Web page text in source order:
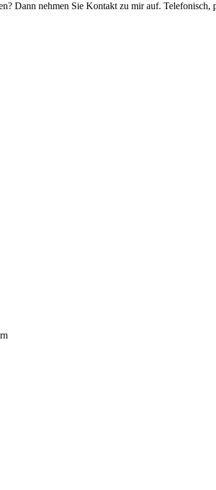
Dann nehmen Sie Kontakt zu mir auf.